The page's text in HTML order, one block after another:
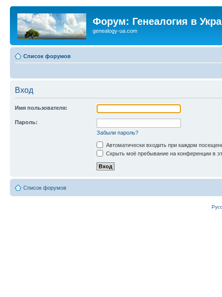
Форум: Генеалогия в
genealogy-ua.com
Список форумов
Вход
Имя пользователя:
Пароль:
Забыли пароль?
Автоматически входить при каждом
Скрыть моё пребывание на конференции в
Список форумов